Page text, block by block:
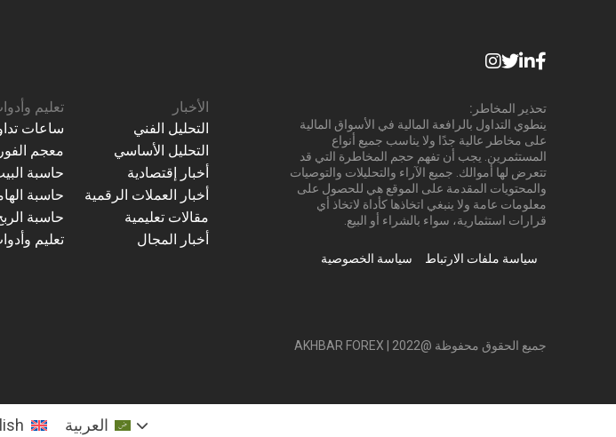
تحذير المخاطر:
ينطوي التداول بالرافعة المالية في الأسواق المالية
على مخاطر عالية جدًا ولا يناسب جميع أنواع
المستثمرين. يجب أن تفهم حجم المخاطرة التي قد
تتعرض لها أموالك. جميع الآراء والتحليلات والتوصيات
والمحتويات المقدمة على الموقع هي للحصول على
معلومات عامة ولا ينبغي اتخاذها كأداة لاتخاذ أي
قرارات استثمارية، سواء بالشراء أو البيع.
سياسة ملفات الارتباط سياسة الخصوصية
الأخبار
التحليل الفني
التحليل الأساسي
أخبار إقتصادية
أخبار العملات الرقمية
مقالات تعليمية
أخبار المجال
تعليم
ساعات
معجم
حاسبة
حاسبة
حاسبة
تعليم
جميع الحقوق محفوظة @2022 | AKHBAR FOREX
العربية